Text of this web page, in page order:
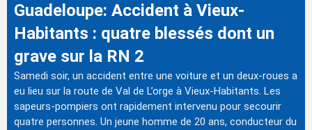
Guadeloupe: Accident à Vieux-
Habitants : quatre blessés dont un
grave sur la RN 2
Samedi soir, un accident entre une voiture et un deux-roues a
eu lieu sur la route de Val de L’orge à Vieux-Habitants. Les
sapeurs-pompiers ont rapidement intervenu pour secourir
quatre personnes. Un jeune homme de 20 ans, conducteur du